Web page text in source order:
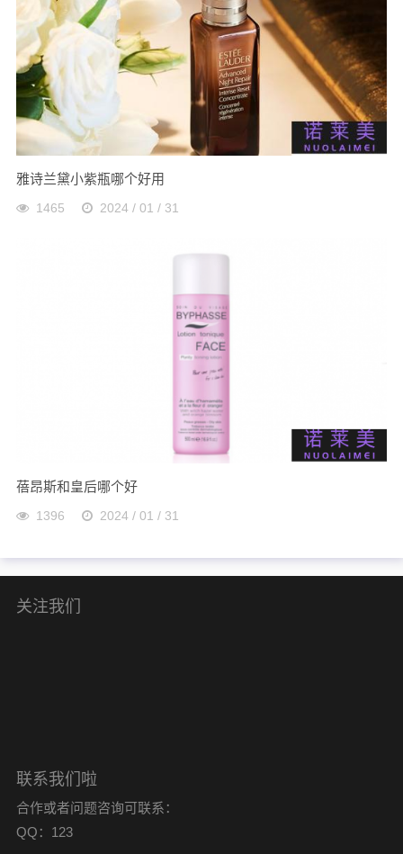
雅诗兰黛小紫瓶哪个好用
1465 2024 / 01 / 31
蓓昂斯和皇后哪个好
1396 2024 / 01 / 31
关注我们
联系我们啦
合作或者问题咨询可联系：
QQ：123